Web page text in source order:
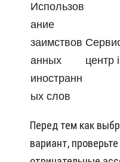
Использов
ание
заимствов
анных
иностранн
ых слов
центр
Перед тем как
вариант,